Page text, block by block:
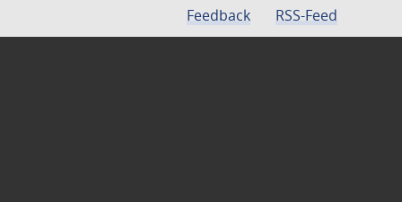
Feedback RSS-Feed